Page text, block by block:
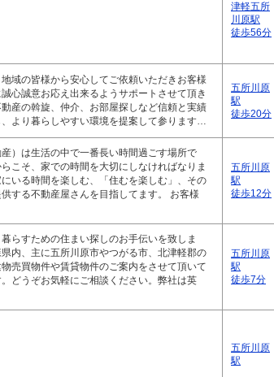
津軽五所
川原駅
徒歩56分
域の皆様から安心してご依頼いただきお客様
心誠意お応え出来るようサポートさせて頂き
動産の斡旋、仲介、お部屋探しなど信頼と実績
、より暮らしやすい環境を提案して参ります…
五所川原
駅
徒歩20分
）は生活の中で一番長い時間過ごす場所で
こそ、家での時間を大切にしなければなりま
いる時間を楽しむ、「住むを楽しむ」、その
する不動産屋さんを目指してます。 お客様
五所川原
駅
徒歩12分
らすための住まい探しのお手伝いを致しま
内、主に五所川原市やつがる市、北津軽郡の
売買物件や賃貸物件のご案内をさせて頂いて
どうぞお気軽にご相談ください。弊社は英
五所川原
駅
徒歩7分
五所川原
駅